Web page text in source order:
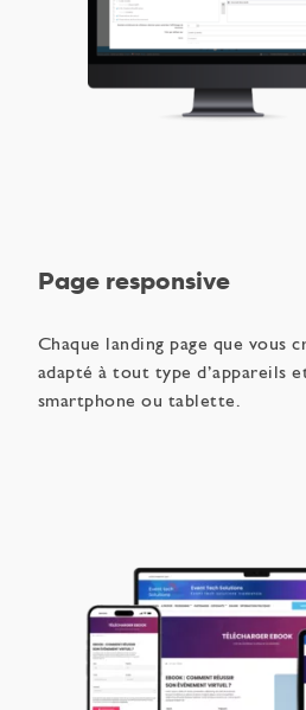
Page responsive
Chaque landing page que vous
adapté à tout type d’appareils
smartphone ou tablette.